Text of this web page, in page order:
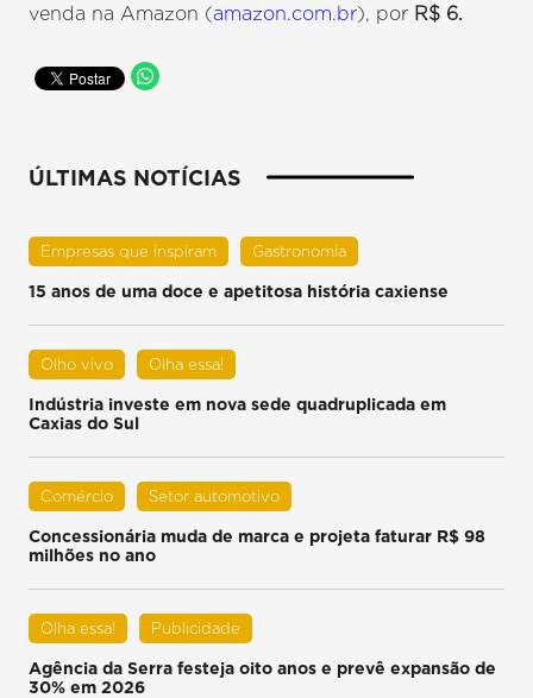
venda na Amazon (amazon.com.br), por R$ 6.
ÚLTIMAS NOTÍCIAS
Empresas que inspiram Gastronomia
15 anos de uma doce e apetitosa história caxiense
Olho vivo Olha essa!
Indústria investe em nova sede quadruplicada em
Caxias do Sul
Comércio Setor automotivo
Concessionária muda de marca e projeta faturar R$ 98
milhões no ano
Olha essa! Publicidade
Agência da Serra festeja oito anos e prevê expansão de
30% em 2026